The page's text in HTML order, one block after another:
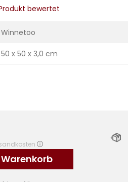
bewertet
Winnetoo
50 x 50 x 3,0 cm